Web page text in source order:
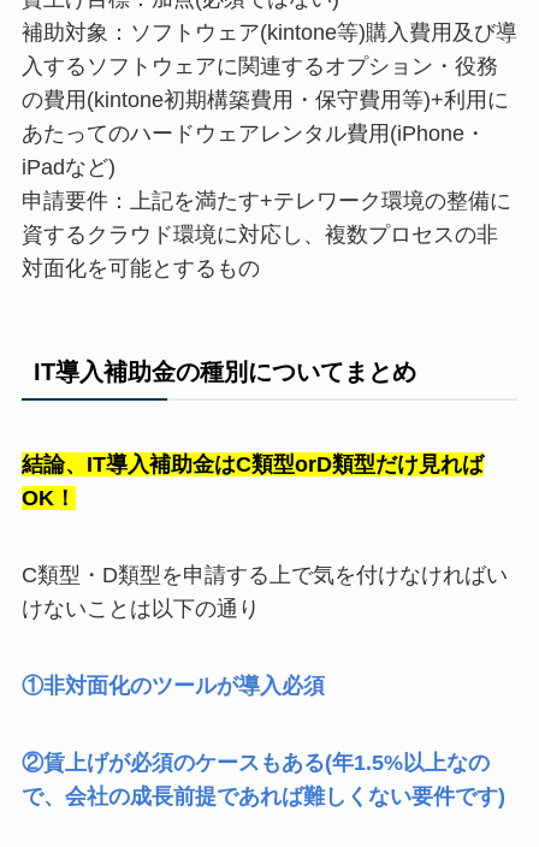
補助対象：ソフトウェア(kintone等)購入費用及び導
入するソフトウェアに関連するオプション・役務
の費用(kintone初期構築費用・保守費用等)+利用に
あたってのハードウェアレンタル費用(iPhone・
iPadなど)
申請要件：上記を満たす+テレワーク環境の整備に
資するクラウド環境に対応し、複数プロセスの非
対面化を可能とするもの
IT導入補助金の種別についてまとめ
結論、IT導入補助金はC類型orD類型だけ見れば
OK！
C類型・D類型を申請する上で気を付けなければい
けないことは以下の通り
①非対面化のツールが導入必須
②賃上げが必須のケースもある(年1.5%以上なの
で、会社の成長前提であれば難しくない要件です)